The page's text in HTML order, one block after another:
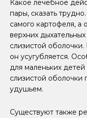
Какое лечебное
пары, сказать
самого картофеля, а
верхних
слизистой
он усугубляется.
для маленьких
слизистой оболочки
удушьем.
Существуют также